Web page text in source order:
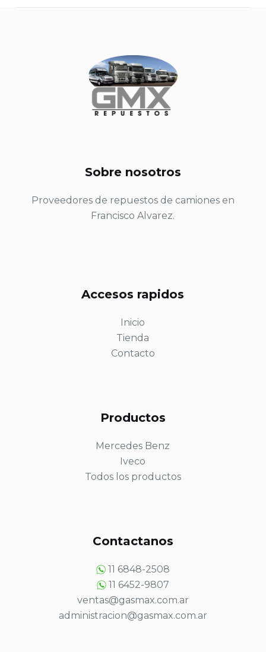
Sobre nosotros
Proveedores de repuestos de camiones en
Francisco Alvarez.
Accesos rapidos
Inicio
Tienda
Contacto
Productos
Mercedes Benz
Iveco
Todos los productos
Contactanos
11 6848-2508
11 6452-9807
ventas@gasmax.com.ar
administracion@gasmax.com.ar